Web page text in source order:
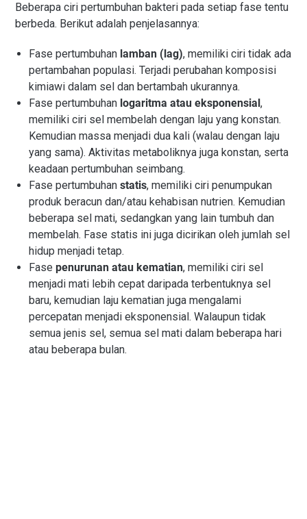
Beberapa ciri pertumbuhan bakteri pada setiap fase tentu
berbeda. Berikut adalah penjelasannya:
Fase pertumbuhan lamban (lag), memiliki ciri tidak ada
pertambahan populasi. Terjadi perubahan komposisi
kimiawi dalam sel dan bertambah ukurannya.
Fase pertumbuhan logaritma atau eksponensial ,
memiliki ciri sel membelah dengan laju yang konstan.
Kemudian massa menjadi dua kali (walau dengan laju
yang sama). Aktivitas metaboliknya juga konstan, serta
keadaan pertumbuhan seimbang.
Fase pertumbuhan statis, memiliki ciri penumpukan
produk beracun dan/atau kehabisan nutrien. Kemudian
beberapa sel mati, sedangkan yang lain tumbuh dan
membelah. Fase statis ini juga dicirikan oleh jumlah sel
hidup menjadi tetap.
Fase penurunan atau kematian, memiliki ciri sel
menjadi mati lebih cepat daripada terbentuknya sel
baru, kemudian laju kematian juga mengalami
percepatan menjadi eksponensial. Walaupun tidak
semua jenis sel, semua sel mati dalam beberapa hari
atau beberapa bulan.